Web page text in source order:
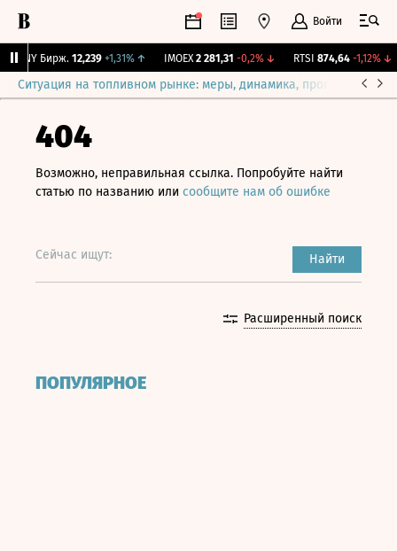
Войти
CNY Бирж. 12,239 +1,31% ↑ IMOEX 2 281,31 -0,2%↓ RTSI 874,64 -1,12%↓
Ситуация на топливном рынке: меры, динамика, прогнозы
404
Возможно, неправильная ссылка. Попробуйте найти
статью по названию или сообщите нам об ошибке
Сейчас ищут: Найти
Расширенный поиск
ПОПУЛЯРНОЕ